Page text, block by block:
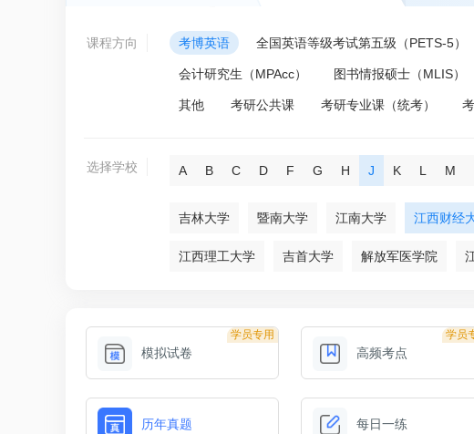
课程方向 考博英语 全国英语等级考试第五级（PETS-5）
会计研究生（MPAcc） 图书情报硕士（MLIS）
其他 考研公共课 考研专业课（统考）
选择学校 A B C D F G H J K L M
吉林大学 暨南大学 江南大学 江西财经
江西理工大学 吉首大学 解放军医学院
学员专用
模拟试卷
学员
高频考点
历年真题 每日一练